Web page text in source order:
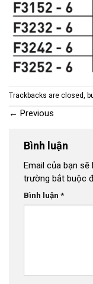
Trackbacks are closed,
← Previous
Bình luận
Email của bạn
trường bắt buộc
Bình luận *